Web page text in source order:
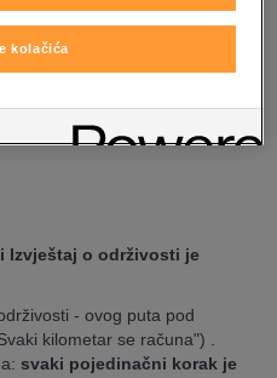
Izvještaj o održivosti je
- ovog puta pod
kilometar se računa") .
svaki pojedinačni korak je
kolačića